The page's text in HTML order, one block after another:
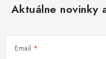
Aktuálne novinky
Email